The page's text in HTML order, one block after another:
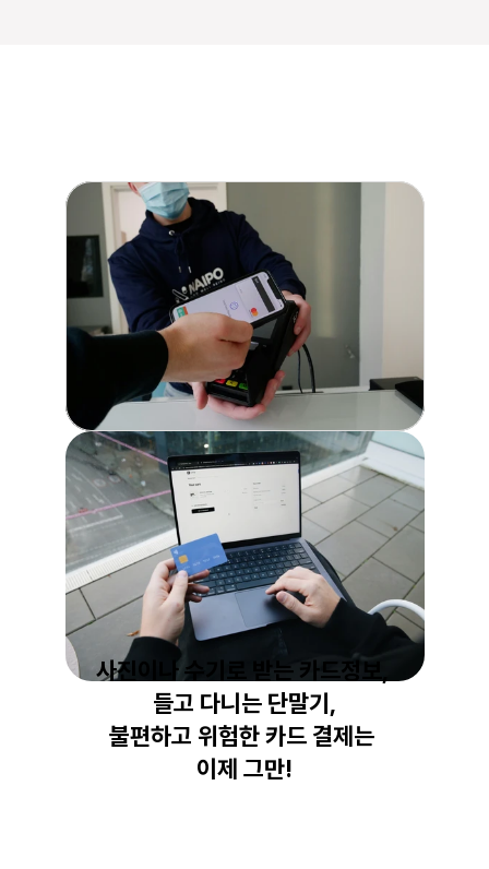
Problem.3
사진이나 수기로 받는 카드정보,
들고 다니는 단말기,
불편하고 위험한 카드 결제는
이제 그만!